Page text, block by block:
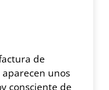
de
unos
consciente de